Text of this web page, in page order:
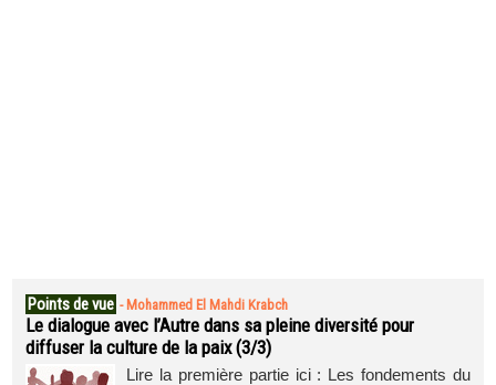
Points de vue - Mohammed El Mahdi Krabch
Le dialogue avec l’Autre dans sa pleine diversité pour
diffuser la culture de la paix (3/3)
Lire la première partie ici : Les fondements du